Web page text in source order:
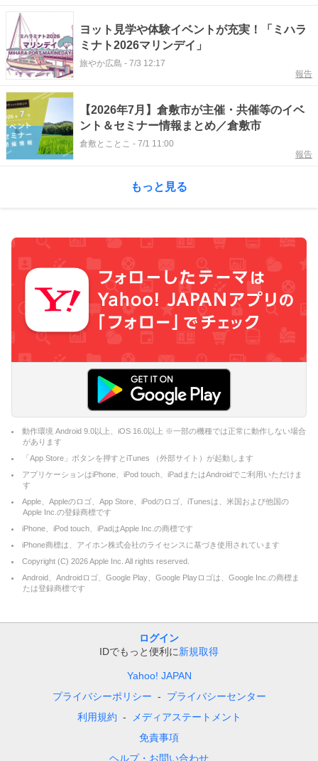
ヨット見学や体験イベントが充実！「ミハラ
ミナト2026マリンデイ」
旅やか広島 - 7/3 12:17
報告
【2026年7月】倉敷市が主催・共催等のイベ
ント＆セミナー情報まとめ／倉敷市
倉敷とことこ - 7/1 11:00
報告
もっと見る
動作環境 Android 9.0以上、iOS 16.0以上 ※一部の機種では正常に動作しない場合
があります
「App Store」ボタンを押すとiTunes （外部サイト）が起動します
アプリケーションはiPhone、iPod touch、iPadまたはAndroidでご利用いただけま
す
Apple、Appleのロゴ、App Store、iPodのロゴ、iTunesは、米国および他国の
Apple Inc.の登録商標です
iPhone、iPod touch、iPadはApple Inc.の商標です
iPhone商標は、アイホン株式会社のライセンスに基づき使用されています
Copyright (C) 2026Apple Inc. All rights reserved.
Android、Androidロゴ、Google Play、Google Playロゴは、Google Inc.の商標ま
たは登録商標です
ログイン
IDでもっと便利に新規取得
Yahoo! JAPAN
プライバシーポリシー
プライバシーセンター
利用規約
メディアステートメント
免責事項
ヘルプ・お問い合わせ